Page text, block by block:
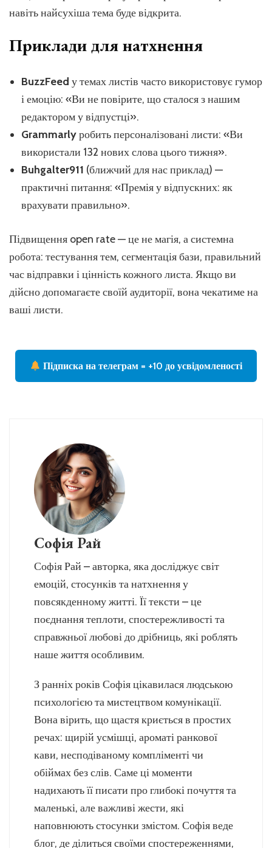
навіть найсухіша тема буде відкрита.
Приклади для натхнення
BuzzFeed у темах листів часто використовує гумор
і емоцію: «Ви не повірите, що сталося з нашим
редактором у відпустці».
Grammarlyробить персоналізовані листи: «Ви
використали 132 нових слова цього тижня».
Buhgalter911 (ближчий для нас приклад) —
практичні питання: «Премія у відпускних: як
врахувати правильно».
Підвищення open rate — це не магія, а системна
робота: тестування тем, сегментація бази, правильний
час відправки і цінність кожного листа. Якщо ви
дійсно допомагаєте своїй аудиторії, вона чекатиме на
ваші листи.
Підписка на телеграм = +10 до усвідомленості
Софія Рай
Софія Рай – авторка, яка досліджує світ
емоцій, стосунків та натхнення у
повсякденному житті. Її тексти – це
поєднання теплоти, спостережливості та
справжньої любові до дрібниць, які роблять
наше життя особливим.
З ранніх років Софія цікавилася людською
психологією та мистецтвом комунікації.
Вона вірить, що щастя криється в простих
речах: щирій усмішці, ароматі ранкової
кави, несподіваному компліменті чи
обіймах без слів. Саме ці моменти
надихають її писати про глибокі почуття та
маленькі, але важливі жести, які
наповнюють стосунки змістом. Софія веде
блог, де ділиться своїми спостереженнями,